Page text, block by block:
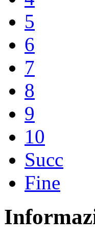
5
6
7
8
9
10
Succ
Fine